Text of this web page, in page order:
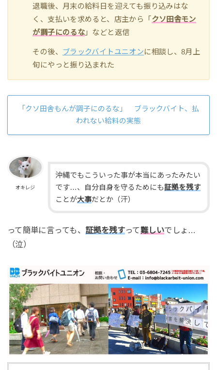
退職後、月末の給料日を迎えても振り込みはな
く、支払いを求めると、店主から「 クソ田舎モン
が調子にのるな 」などと返信
その後、 ブラックバイトユニオンに相談し、8月上
旬にやっと振り込まれた
「クソ田舎もんが調子にのるな」 ブラックバイト、払
われない給料の実態
オキレジ
沖縄でもこういった事が本当にあったみたい
です…、自分自身を守るためにも証拠を残す
ことが大事だとか（汗）
って簡単に言っても、 証拠を残すって難しいでしょ…
（泣）